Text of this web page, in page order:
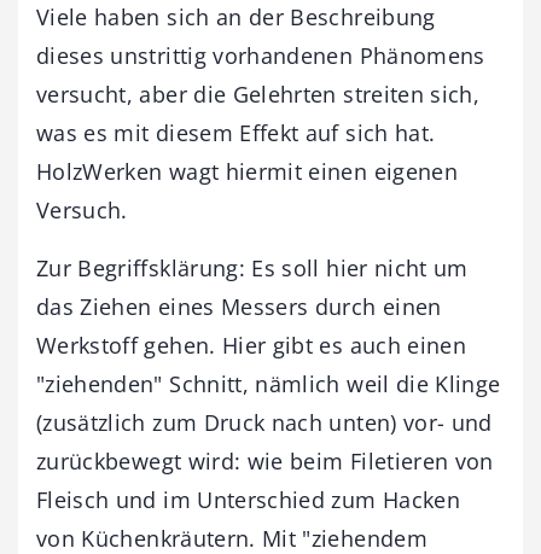
Viele haben sich an der Beschreibung
dieses unstrittig vorhandenen Phänomens
versucht, aber die Gelehrten streiten sich,
was es mit diesem Effekt auf sich hat.
HolzWerken wagt hiermit einen eigenen
Versuch.
Zur Begriffsklärung: Es soll hier nicht um
das Ziehen eines Messers durch einen
Werkstoff gehen. Hier gibt es auch einen
"ziehenden" Schnitt, nämlich weil die Klinge
(zusätzlich zum Druck nach unten) vor- und
zurückbewegt wird: wie beim Filetieren von
Fleisch und im Unterschied zum Hacken
von Küchenkräutern. Mit "ziehendem